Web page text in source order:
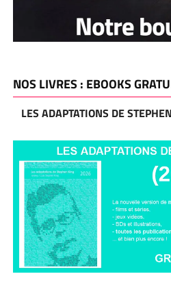
NOS LIVRES : EBOOKS
LES ADAPTATIONS DE